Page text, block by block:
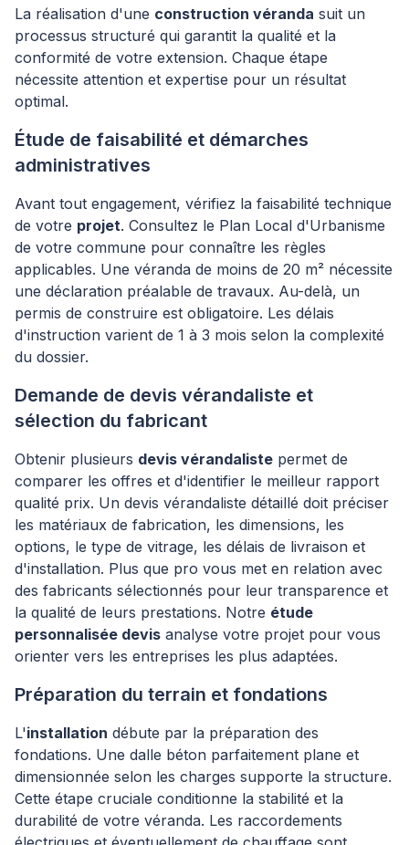
La réalisation d'une construction véranda suit un
processus structuré qui garantit la qualité et la
conformité de votre extension. Chaque étape
nécessite attention et expertise pour un résultat
optimal.
Étude de faisabilité et démarches
administratives
Avant tout engagement, vérifiez la faisabilité technique
de votre projet. Consultez le Plan Local d'Urbanisme
de votre commune pour connaître les règles
applicables. Une véranda de moins de 20 m² nécessite
une déclaration préalable de travaux. Au-delà, un
permis de construire est obligatoire. Les délais
d'instruction varient de 1 à 3 mois selon la complexité
du dossier.
Demande de devis vérandaliste et
sélection du fabricant
Obtenir plusieurs devis vérandaliste permet de
comparer les offres et d'identifier le meilleur rapport
qualité prix. Un devis vérandaliste détaillé doit préciser
les matériaux de fabrication, les dimensions, les
options, le type de vitrage, les délais de livraison et
d'installation. Plus que pro vous met en relation avec
des fabricants sélectionnés pour leur transparence et
la qualité de leurs prestations. Notre étude
personnalisée devis analyse votre projet pour vous
orienter vers les entreprises les plus adaptées.
Préparation du terrain et fondations
L'installation débute par la préparation des
fondations. Une dalle béton parfaitement plane et
dimensionnée selon les charges supporte la structure.
Cette étape cruciale conditionne la stabilité et la
durabilité de votre véranda. Les raccordements